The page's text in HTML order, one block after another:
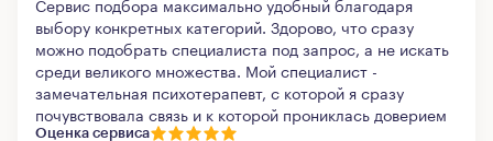
выбору конкретных категорий. Здорово, что сразу
можно подобрать специалиста под запрос, а не искать
среди великого множества. Мой специалист -
замечательная психотерапевт, с которой я сразу
почувствовала связь и к которой прониклась доверием
Оценка сервиса